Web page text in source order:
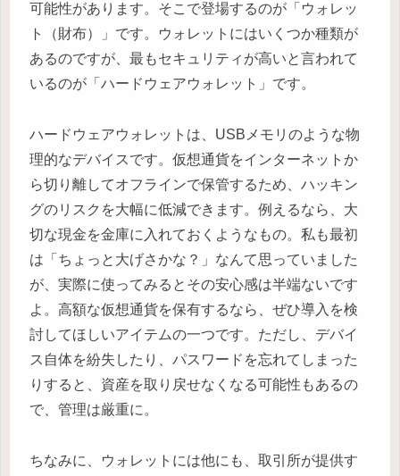
可能性があります。そこで登場するのが「ウォレッ
ト（財布）」です。ウォレットにはいくつか種類が
あるのですが、最もセキュリティが高いと言われて
いるのが「ハードウェアウォレット」です。
ハードウェアウォレットは、USBメモリのような物
理的なデバイスです。仮想通貨をインターネットか
ら切り離してオフラインで保管するため、ハッキン
グのリスクを大幅に低減できます。例えるなら、大
切な現金を金庫に入れておくようなもの。私も最初
は「ちょっと大げさかな？」なんて思っていました
が、実際に使ってみるとその安心感は半端ないです
よ。高額な仮想通貨を保有するなら、ぜひ導入を検
討してほしいアイテムの一つです。ただし、デバイ
ス自体を紛失したり、パスワードを忘れてしまった
りすると、資産を取り戻せなくなる可能性もあるの
で、管理は厳重に。
ちなみに、ウォレットには他にも、取引所が提供す